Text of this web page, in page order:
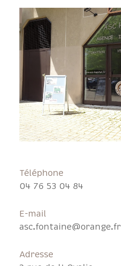
Téléphone
04 76 53 04 84
E-mail
asc.fontaine@orange.fr
Adresse